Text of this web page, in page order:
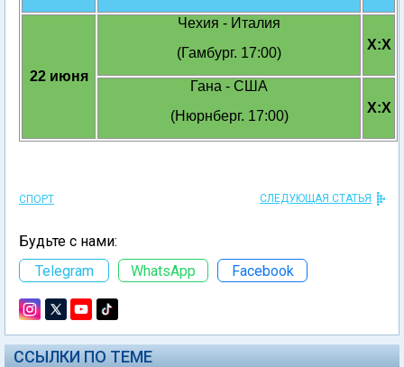
22 июня
Чехия - Италия
(Гамбург. 17:00)
X:X
Гана - США
(Нюрнберг. 17:00)
X:X
СПОРТ СЛЕДУЮЩАЯ СТАТЬЯ
Будьте с нами:
Telegram
WhatsApp Facebook
ССЫЛКИ ПО ТЕМЕ